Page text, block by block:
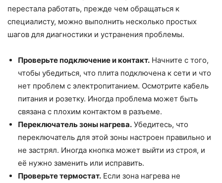
перестала работать, прежде чем обращаться к
специалисту, можно выполнить несколько простых
шагов для диагностики и устранения проблемы.
Проверьте подключение и контакт. Начните с того,
чтобы убедиться, что плита подключена к сети и что
нет проблем с электропитанием. Осмотрите кабель
питания и розетку. Иногда проблема может быть
связана с плохим контактом в разъеме.
Переключатель зоны нагрева. Убедитесь, что
переключатель для этой зоны настроен правильно и
не застрял. Иногда кнопка может выйти из строя, и
её нужно заменить или исправить.
Проверьте термостат. Если зона нагрева не